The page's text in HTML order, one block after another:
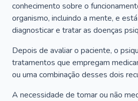
conhecimento sobre o
organismo, incluindo a mente, e
diagnosticar e tratar as doenças
Depois de avaliar o paciente, o
tratamentos que empregam
ou uma combinação desses dois
A necessidade de tomar ou não